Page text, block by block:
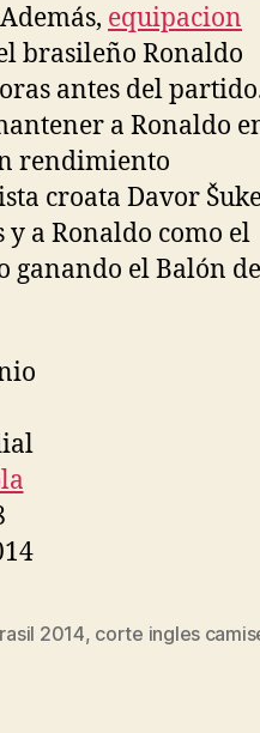
equipacion
brasileño Ronaldo
antes del
a Ronaldo
rendimiento
croata Davor
a Ronaldo como el
ganando el Balón de
2014, corte ingles